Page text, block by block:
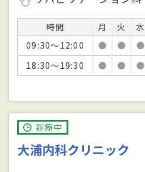
時間 月 火 水
09:30～12:00
● ● ●
18:30～19:30
● ● ●
診療中
大浦内科クリニック